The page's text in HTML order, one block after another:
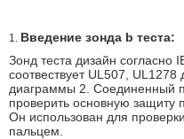
1. Введение зонда b теста:
Зонд теста дизайн согласно
соотвествует UL507,
диаграммы 2. Соединенный
проверить основную защиту
Он использован для
пальцем.